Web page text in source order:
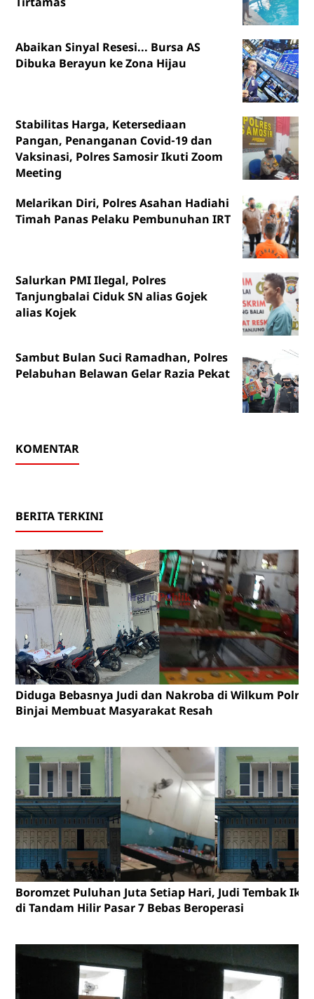
Abaikan Sinyal Resesi... Bursa AS
Dibuka Berayun ke Zona Hijau
Stabilitas Harga, Ketersediaan
Pangan, Penanganan Covid-19 dan
Vaksinasi, Polres Samosir Ikuti Zoom
Meeting
Melarikan Diri, Polres Asahan Hadiahi
Timah Panas Pelaku Pembunuhan IRT
Salurkan PMI Ilegal, Polres
Tanjungbalai Ciduk SN alias Gojek
alias Kojek
Sambut Bulan Suci Ramadhan, Polres
Pelabuhan Belawan Gelar Razia Pekat
KOMENTAR
BERITA TERKINI
Diduga Bebasnya Judi dan Nakroba di Wilkum Polres
Binjai Membuat Masyarakat Resah
Boromzet Puluhan Juta Setiap Hari, Judi Tembak
di Tandam Hilir Pasar 7 Bebas Beroperasi